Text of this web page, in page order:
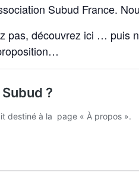
Subud France.
pas, découvrez ici … puis